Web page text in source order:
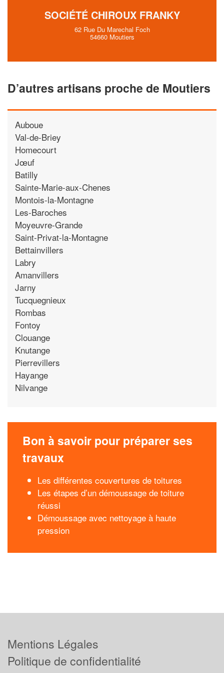
SOCIÉTÉ CHIROUX FRANKY
62 Rue Du Marechal Foch
54660 Moutiers
D’autres artisans proche de Moutiers
Auboue
Val-de-Briey
Homecourt
Jœuf
Batilly
Sainte-Marie-aux-Chenes
Montois-la-Montagne
Les-Baroches
Moyeuvre-Grande
Saint-Privat-la-Montagne
Bettainvillers
Labry
Amanvillers
Jarny
Tucquegnieux
Rombas
Fontoy
Clouange
Knutange
Pierrevillers
Hayange
Nilvange
Bon à savoir pour préparer ses
travaux
Les différentes couvertures de toitures
Les étapes d’un démoussage de toiture
réussi
Démoussage avec nettoyage à haute
pression
Mentions Légales
Politique de confidentialité